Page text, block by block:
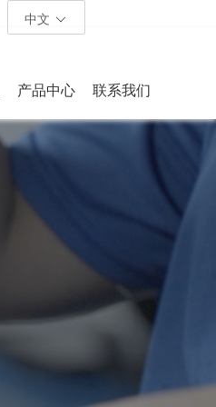
中文
产品中心 联系我们